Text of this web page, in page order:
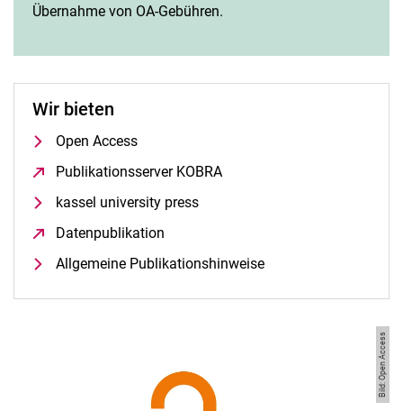
Übernahme von OA-Gebühren.
Wir bieten
Open Access
Publikationsserver KOBRA
kassel university press
Datenpublikation
Allgemeine Publikationshinweise
Bild: Open Access